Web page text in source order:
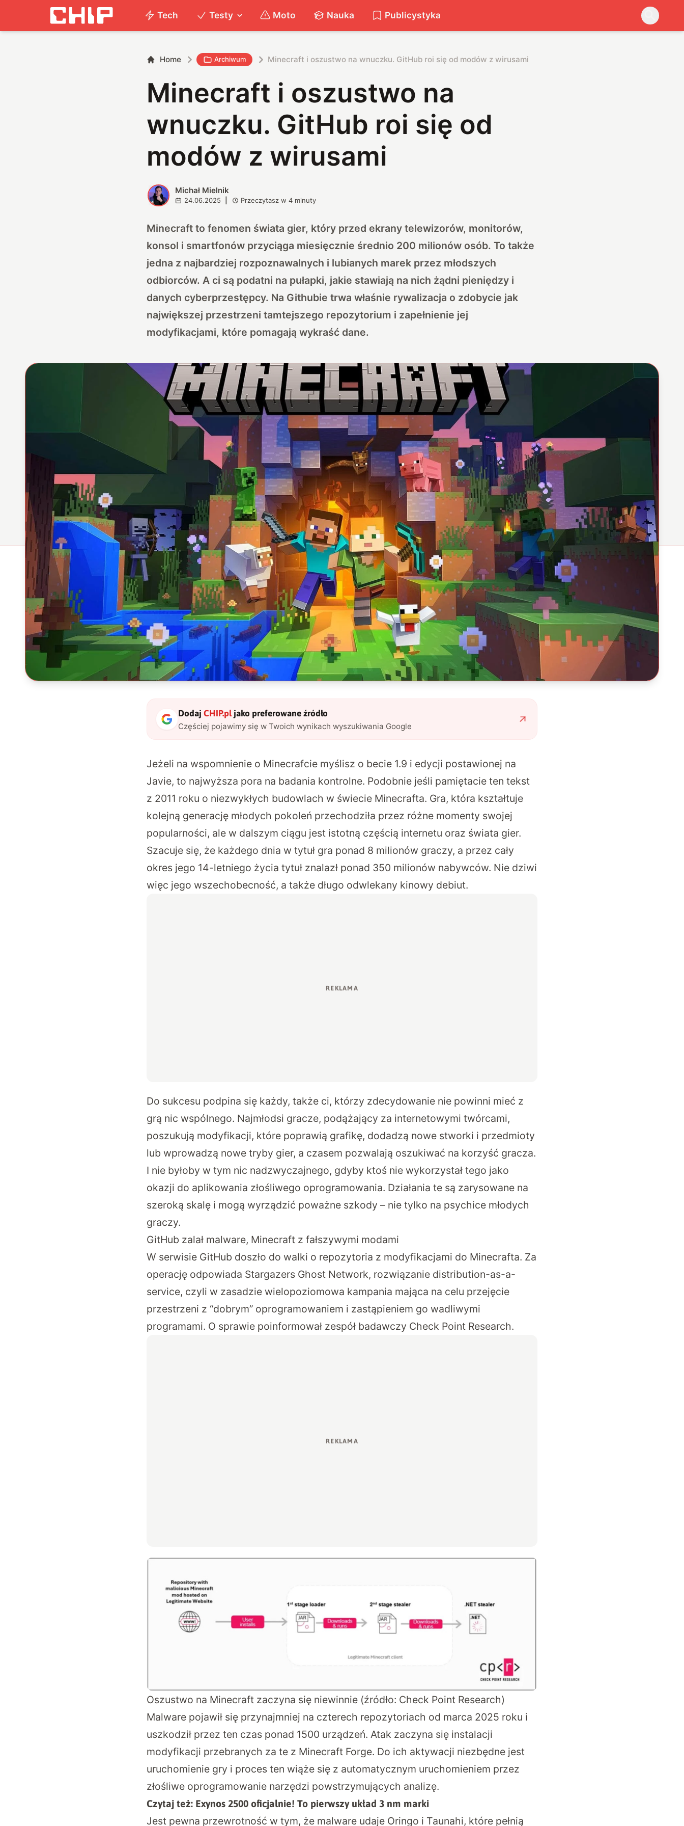
Tech Testy Moto Nauka Publicystyka
Home Archiwum Minecraft i oszustwo na wnuczku. GitHub roi się od modów z wirusami
Minecraft i oszustwo na
wnuczku. GitHub roi się od
modów z wirusami
M Michał Mielnik
24.06.2025 Przeczytasz w4 minuty
Minecraft to fenomen świata gier, który przed ekrany telewizorów, monitorów,
konsol i smartfonów przyciąga miesięcznie średnio 200 milionów osób. To także
jedna z najbardziej rozpoznawalnych i lubianych marek przez młodszych
odbiorców. A ci są podatni na pułapki, jakie stawiają na nich żądni pieniędzy i
danych cyberprzestępcy. Na Githubie trwa właśnie rywalizacja o zdobycie jak
największej przestrzeni tamtejszego repozytorium i zapełnienie jej
modyfikacjami, które pomagają wykraść dane.
Dodaj CHIP.pljako preferowane źródło
Częściej pojawimy się w Twoich wynikach wyszukiwania Google
Jeżeli na wspomnienie o Minecrafcie myślisz o becie 1.9 i edycji postawionej na
Javie, to najwyższa pora na badania kontrolne. Podobnie jeśli pamiętacie ten tekst
z 2011 roku o niezwykłych budowlach w świecie Minecrafta. Gra, która kształtuje
kolejną generację młodych pokoleń przechodziła przez różne momenty swojej
popularności, ale w dalszym ciągu jest istotną częścią internetu oraz świata gier.
Szacuje się, że każdego dnia w tytuł gra ponad 8 milionów graczy, a przez cały
okres jego 14-letniego życia tytuł znalazł ponad 350 milionów nabywców. Nie dziwi
więc jego wszechobecność, a także długo odwlekany kinowy debiut.
Do sukcesu podpina się każdy, także ci, którzy zdecydowanie nie powinni mieć z
grą nic wspólnego. Najmłodsi gracze, podążający za internetowymi twórcami,
poszukują modyfikacji, które poprawią grafikę, dodadzą nowe stworki i przedmioty
lub wprowadzą nowe tryby gier, a czasem pozwalają oszukiwać na korzyść gracza.
I nie byłoby w tym nic nadzwyczajnego, gdyby ktoś nie wykorzystał tego jako
okazji do aplikowania złośliwego oprogramowania. Działania te są zarysowane na
szeroką skalę i mogą wyrządzić poważne szkody – nie tylko na psychice młodych
graczy.
GitHub zalał malware, Minecraft z fałszywymi modami
W serwisie GitHub doszło do walki o repozytoria z modyfikacjami do Minecrafta. Za
operację odpowiada Stargazers Ghost Network, rozwiązanie distribution-as-a-
service, czyli w zasadzie wielopoziomowa kampania mająca na celu przejęcie
przestrzeni z “dobrym” oprogramowaniem i zastąpieniem go wadliwymi
programami. O sprawie poinformował zespół badawczy Check Point Research.
Oszustwo na Minecraft zaczyna się niewinnie (źródło: Check Point Research)
Malware pojawił się przynajmniej na czterech repozytoriach od marca 2025 roku i
uszkodził przez ten czas ponad 1500 urządzeń. Atak zaczyna się instalacji
modyfikacji przebranych za te z Minecraft Forge. Do ich aktywacji niezbędne jest
uruchomienie gry i proces ten wiąże się z automatycznym uruchomieniem przez
złośliwe oprogramowanie narzędzi powstrzymujących analizę.
Czytaj też: Exynos 2500 oficjalnie! To pierwszy układ 3 nm marki
Jest pewna przewrotność w tym, że malware udaje Oringo i Taunahi, które pełnią